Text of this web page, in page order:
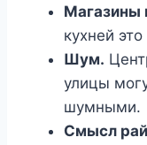
Магазины
кухней
Шум.
улицы
шумными.
Смысл